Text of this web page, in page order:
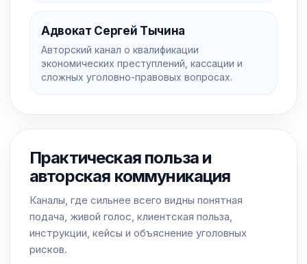
Адвокат Сергей Тычина
Авторский канал о квалификации
экономических преступлений, кассации и
сложных уголовно-правовых вопросах.
Практическая польза и
авторская коммуникация
Каналы, где сильнее всего видны понятная
подача, живой голос, клиентская польза,
инструкции, кейсы и объяснение уголовных
рисков.